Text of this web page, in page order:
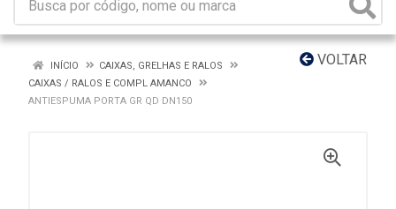
VOLTAR
INÍCIO
CAIXAS, GRELHAS E RALOS
CAIXAS / RALOS E COMPL AMANCO
ANTIESPUMA PORTA GR QD DN150